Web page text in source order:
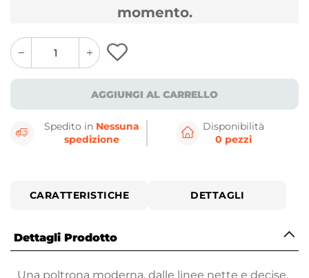
momento.
quantity
button
quantity
minus
button
AGGIUNGI AL CARRELLO
Spedito in Nessuna
spedizione
Disponibilità
0 pezzi
CARATTERISTICHE DETTAGLI
Dettagli Prodotto
Una poltrona moderna, dalle linee nette e decise,